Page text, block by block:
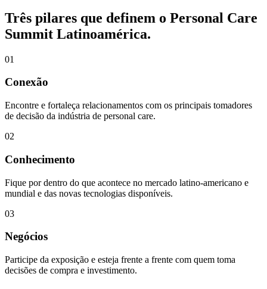
Três pilares que definem o Personal Care
Summit Latinoamérica.
01
Conexão
Encontre e fortaleça relacionamentos com os principais tomadores
de decisão da indústria de personal care.
02
Conhecimento
Fique por dentro do que acontece no mercado latino-americano e
mundial e das novas tecnologias disponíveis.
03
Negócios
Participe da exposição e esteja frente a frente com quem toma
decisões de compra e investimento.